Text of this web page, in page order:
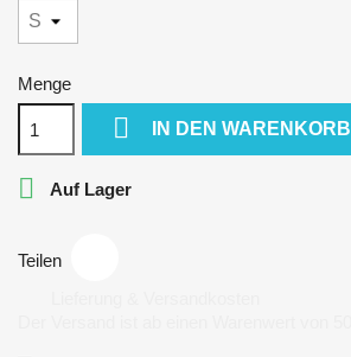
Menge
 IN DEN WARENKORB
 Auf Lager
Teilen